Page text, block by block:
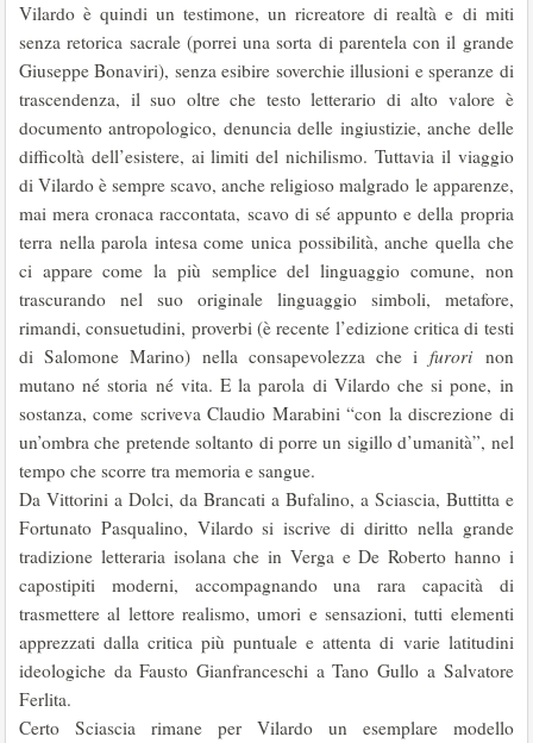
Vilardo è quindi un testimone, un ricreatore di realtà e di miti
senza retorica sacrale (porrei una sorta di parentela con il grande
Giuseppe Bonaviri), senza esibire soverchie illusioni e speranze di
trascendenza, il suo oltre che testo letterario di alto valore è
documento antropologico, denuncia delle ingiustizie, anche delle
difficoltà dell’esistere, ai limiti del nichilismo. Tuttavia il viaggio
di Vilardo è sempre scavo, anche religioso malgrado le apparenze,
mai mera cronaca raccontata, scavo di sé appunto e della propria
terra nella parola intesa come unica possibilità, anche quella che
ci appare come la più semplice del linguaggio comune, non
trascurando nel suo originale linguaggio simboli, metafore,
rimandi, consuetudini, proverbi (è recente l’edizione critica di testi
di Salomone Marino) nella consapevolezza che ifurori non
mutano né storia né vita. E la parola di Vilardo che si pone, in
sostanza, come scriveva Claudio Marabini “con la discrezione di
un’ombra che pretende soltanto di porre un sigillo d’umanità”, nel
tempo che scorre tra memoria e sangue.
Da Vittorini a Dolci, da Brancati a Bufalino, a Sciascia, Buttitta e
Fortunato Pasqualino, Vilardo si iscrive di diritto nella grande
tradizione letteraria isolana che in Verga e De Roberto hanno i
capostipiti moderni, accompagnando una rara capacità di
trasmettere al lettore realismo, umori e sensazioni, tutti elementi
apprezzati dalla critica più puntuale e attenta di varie latitudini
ideologiche da Fausto Gianfranceschi a Tano Gullo a Salvatore
Ferlita.
Certo Sciascia rimane per Vilardo un esemplare modello